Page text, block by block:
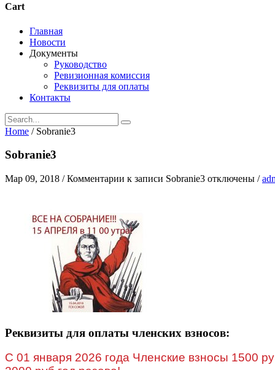
Cart
Главная
Новости
Документы
Руководство
Ревизионная комиссия
Реквизиты для оплаты
Контакты
Home / Sobranie3
Sobranie3
Мар 09, 2018 /Комментарии к записи Sobranie3 отключены /
Реквизиты для оплаты членских взносов:
C 01 января 2026 года Членские взносы 1500